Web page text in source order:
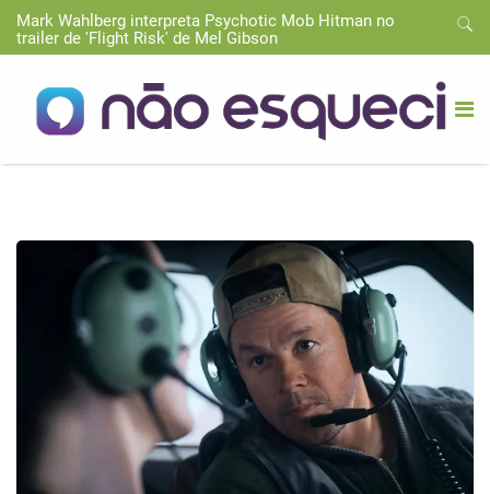
Mark Wahlberg interpreta Psychotic Mob Hitman no
trailer de 'Flight Risk' de Mel Gibson